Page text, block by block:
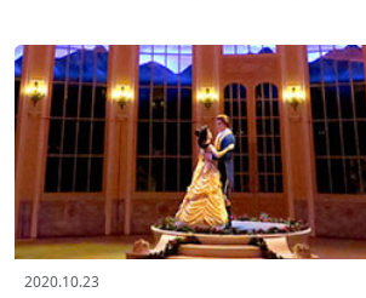
2020.10.23